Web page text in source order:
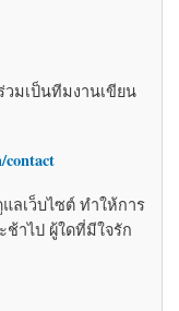
วมเป็นทีมงานเขียน
ลเว็บไซต์ ทำให้การ
าไป ผู้ใดที่มีใจรัก